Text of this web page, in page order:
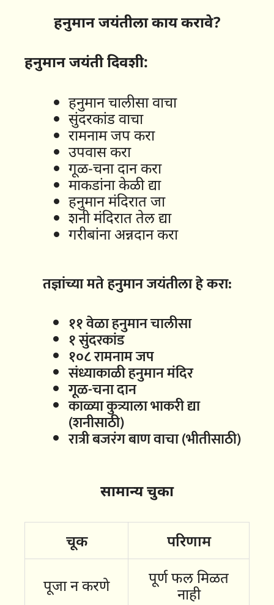
हनुमान जयंतीला काय करावे?
हनुमान जयंती दिवशी:
हनुमान चालीसा वाचा
सुंदरकांड वाचा
रामनाम जप करा
उपवास करा
गूळ-चना दान करा
माकडांना केळी द्या
हनुमान मंदिरात जा
शनी मंदिरात तेल द्या
गरीबांना अन्नदान करा
तज्ञांच्या मते हनुमान जयंतीला हे करा:
११ वेळा हनुमान चालीसा
१ सुंदरकांड
१०८ रामनाम जप
संध्याकाळी हनुमान मंदिर
गूळ-चना दान
काळ्या कुत्र्याला भाकरी द्या
(शनीसाठी)
रात्री बजरंग बाण वाचा (भीतीसाठी)
सामान्य चुका
चूक परिणाम
पूजा न करणे
पूर्ण फल मिळत
नाही